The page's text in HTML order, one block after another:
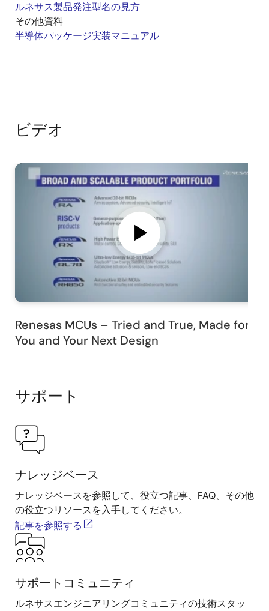
ルネサス製品発注型名の見方
その他資料
半導体パッケージ実装マニュアル
ビデオ
Renesas MCUs – Tried and True, Made for
You and Your Next Design
サポート
ナレッジベース
ナレッジベースを参照して、役立つ記事、FAQ、その他
の役立つリソースを入手してください。
記事を参照する
サポートコミュニティ
ルネサスエンジニアリングコミュニティの技術スタッ